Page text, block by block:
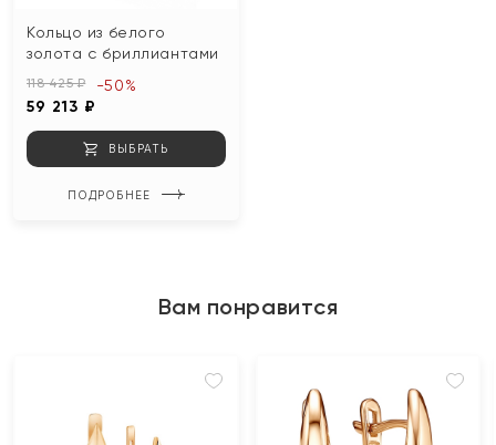
Кольцо из белого
золота с бриллиантами
118 425 ₽
59 213 ₽
-50%
ВЫБРАТЬ
ПОДРОБНЕЕ
Вам понравится